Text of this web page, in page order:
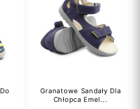
31
34
35
Dodaj do koszyka
Granatowe Sandały Dla
Chłopca Emel...